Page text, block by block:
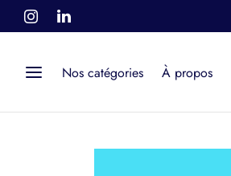
Nos catégories À propos